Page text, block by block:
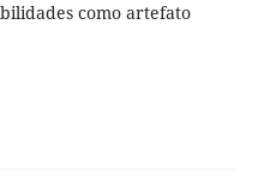
como artefato